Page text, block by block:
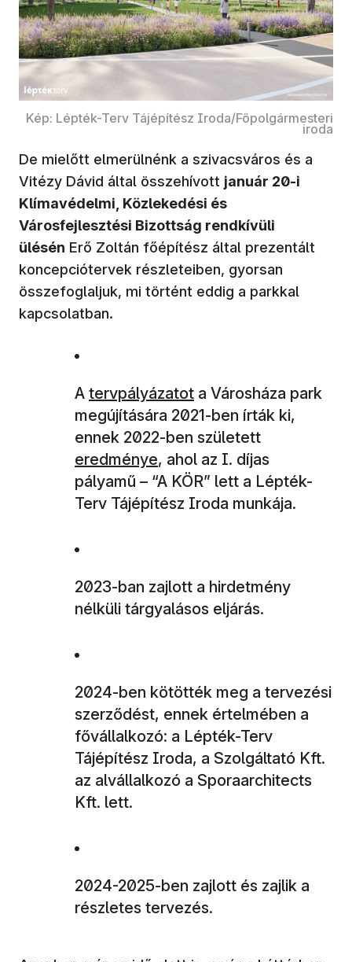
Kép: Lépték-Terv Tájépítész Iroda/Főpolgármesteri
iroda
De mielőtt elmerülnénk a szivacsváros és a
Vitézy Dávid által összehívott január 20-i
Klímavédelmi, Közlekedési és
Városfejlesztési Bizottság rendkívüli
ülésén Erő Zoltán főépítész által prezentált
koncepciótervek részleteiben, gyorsan
összefoglaljuk, mi történt eddig a parkkal
kapcsolatban.
A tervpályázatot a Városháza park
megújítására 2021-ben írták ki,
ennek 2022-ben született
eredménye, ahol az I. díjas
pályamű – “A KÖR” lett a Lépték-
Terv Tájépítész Iroda munkája.
2023-ban zajlott a hirdetmény
nélküli tárgyalásos eljárás.
2024-ben kötötték meg a tervezési
szerződést, ennek értelmében a
fővállalkozó: a Lépték-Terv
Tájépítész Iroda, a Szolgáltató Kft.
az alvállalkozó a Sporaarchitects
Kft. lett.
2024-2025-ben zajlott és zajlik a
részletes tervezés.